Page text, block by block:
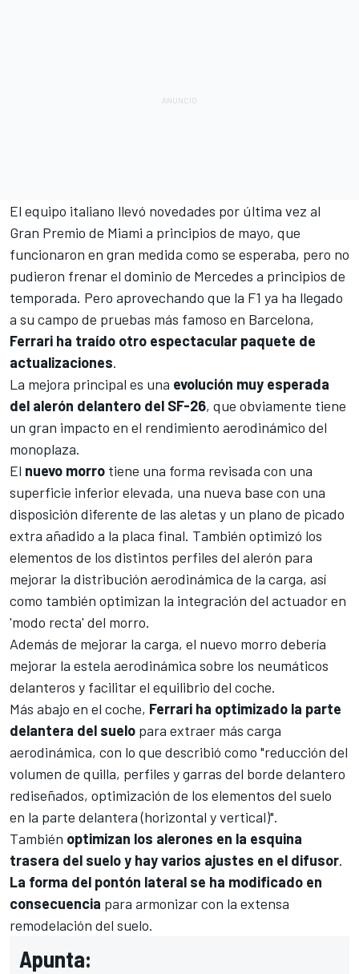
El equipo italiano llevó novedades por última vez al
Gran Premio de Miami a principios de mayo, que
funcionaron en gran medida como se esperaba, pero no
pudieron frenar el dominio de Mercedes a principios de
temporada. Pero aprovechando que la F1 ya ha llegado
a su campo de pruebas más famoso en Barcelona,
Ferrari ha traído otro espectacular paquete de
actualizaciones.
La mejora principal es una evolución muy esperada
del alerón delantero del SF-26, que obviamente tiene
un gran impacto en el rendimiento aerodinámico del
monoplaza.
El nuevo morro tiene una forma revisada con una
superficie inferior elevada, una nueva base con una
disposición diferente de las aletas y un plano de picado
extra añadido a la placa final. También optimizó los
elementos de los distintos perfiles del alerón para
mejorar la distribución aerodinámica de la carga, así
como también optimizan la integración del actuador en
'modo recta' del morro.
Además de mejorar la carga, el nuevo morro debería
mejorar la estela aerodinámica sobre los neumáticos
delanteros y facilitar el equilibrio del coche.
Más abajo en el coche, Ferrari ha optimizado la parte
delantera del suelo para extraer más carga
aerodinámica, con lo que describió como "reducción del
volumen de quilla, perfiles y garras del borde delantero
rediseñados, optimización de los elementos del suelo
en la parte delantera (horizontal y vertical)".
También optimizan los alerones en la esquina
trasera del suelo y hay varios ajustes en el difusor.
La forma del pontón lateral se ha modificado en
consecuencia para armonizar con la extensa
remodelación del suelo.
Apunta: